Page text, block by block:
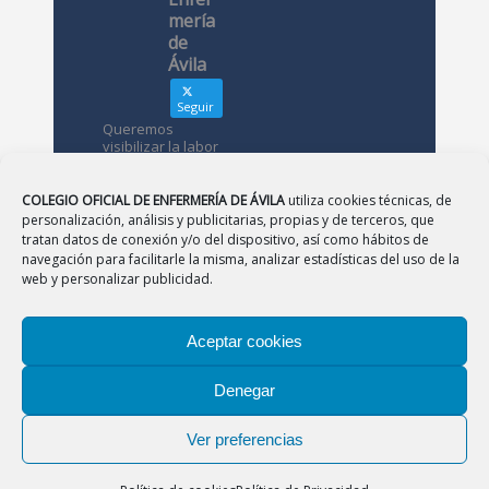
COLEGIO OFICIAL DE ENFERMERÍA DE ÁVILA utiliza cookies técnicas, de
personalización, análisis y publicitarias, propias y de terceros, que
tratan datos de conexión y/o del dispositivo, así como hábitos de
navegación para facilitarle la misma, analizar estadísticas del uso de la
web y personalizar publicidad.
Aceptar cookies
Denegar
Ver preferencias
mería
de
Ávila
Seguir
Queremos
visibilizar la labor
conoces?
Avatar Colegio
Oficial de
de Ávila
12 May
Enfermería
os
LEÓN|PALENCIA
|SEGOVIA|SORIA|VALLADOLID|ZAMORA
Cookies